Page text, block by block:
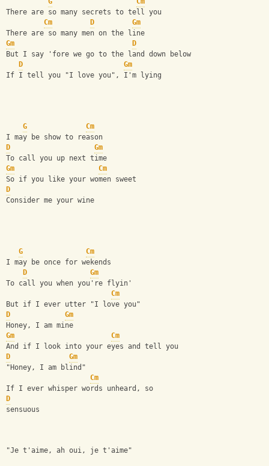
There are so many secrets to tell you
Cm
D
Gm
There are so many men on the line
Gm
D
But I say 'fore we go to the land down below
D
Gm
If I tell you "I love you", I'm lying
G
Cm
I may be show to reason
D
Gm
To call you up next time
Gm
Cm
So if you like your women sweet
D
Consider me your wine
G
Cm
I may be once for wekends
D
Gm
To call you when you're flyin'
Cm
But if I ever utter "I love you"
D
Gm
Honey, I am mine
Gm
Cm
And if I look into your eyes and tell you
D
Gm
"Honey, I am blind"
Cm
If I ever whisper words unheard, so
D
sensuous
"Je t'aime, ah oui, je t'aime"